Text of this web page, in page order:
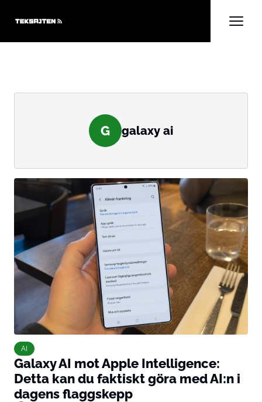
G galaxy ai
AI
Galaxy AI mot Apple Intelligence:
Detta kan du faktiskt göra med AI:n i
dagens flaggskepp